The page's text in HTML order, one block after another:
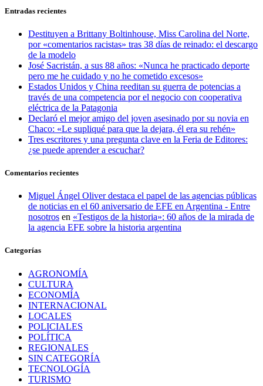
Entradas recientes
Destituyen a Brittany Boltinhouse, Miss Carolina del Norte,
por «comentarios racistas» tras 38 días de reinado: el descargo
de la modelo
José Sacristán, a sus 88 años: «Nunca he practicado deporte
pero me he cuidado y no he cometido excesos»
Estados Unidos y China reeditan su guerra de potencias a
través de una competencia por el negocio con cooperativa
eléctrica de la Patagonia
Declaró el mejor amigo del joven asesinado por su novia en
Chaco: «Le supliqué para que la dejara, él era su rehén»
Tres escritores y una pregunta clave en la Feria de Editores:
¿se puede aprender a escuchar?
Comentarios recientes
Miguel Ángel Oliver destaca el papel de las agencias públicas
de noticias en el 60 aniversario de EFE en Argentina - Entre
nosotros en «Testigos de la historia»: 60 años de la mirada de
la agencia EFE sobre la historia argentina
Categorías
AGRONOMÍA
CULTURA
ECONOMÍA
INTERNACIONAL
LOCALES
POLICIALES
POLÍTICA
REGIONALES
SIN CATEGORÍA
TECNOLOGÍA
TURISMO